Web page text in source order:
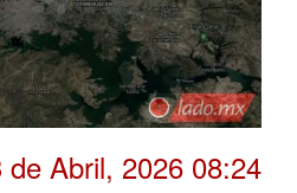
de Abril, 2026 08:24